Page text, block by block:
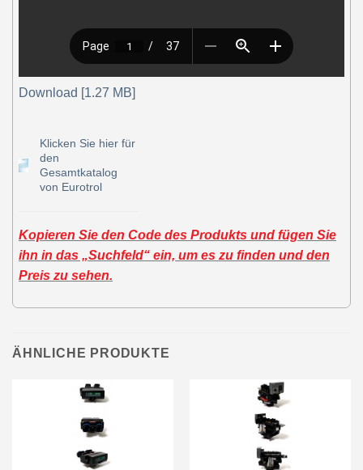
Download [1.27 MB]
Klicken Sie hier für
den
Gesamtkatalog
von Eurotrol
Kopieren Sie den Code des Produkts und fügen Sie
ihn in das „Suchfeld“ ein, um es zu finden und den
Preis zu sehen.
ÄHNLICHE PRODUKTE